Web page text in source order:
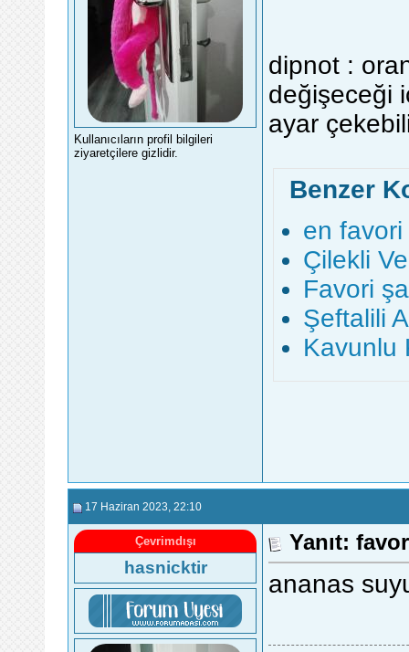
Kullanıcıların profil bilgileri
ziyaretçilere gizlidir.
dipnot :
değişeceği
ayar
Benzer
en favori
Çilekli
Favori
Şeftalili
Kavunlu
17 Haziran 2023 , 22:10
Çevrimdışı
hasnicktir
Yanıt:
ananas